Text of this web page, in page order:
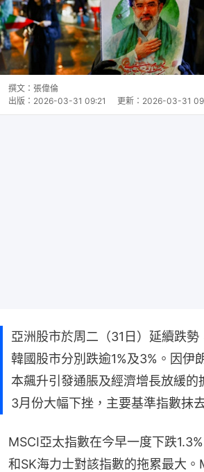
撰文： 張偉倫
出版： 2026-03-31 09:21 更新： 2026-03-31
亞洲股市於周二（31日）延續跌勢
韓國股市分別跌逾1%及3%。因伊
本飆升引發通脹及經濟增長放緩的
3月份大幅下挫，主要基準指數抹
MSCI亞太指數在今早一度下跌
和SK海力士對該指數的拖累最大。